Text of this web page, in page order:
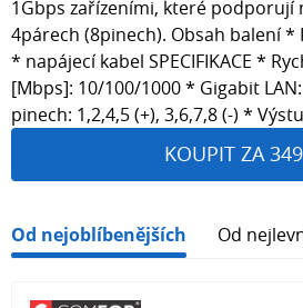
1Gbps zařízeními, které podporují
4párech (8pinech). Obsah balení *
* napájecí kabel SPECIFIKACE *
[Mbps]: 10/100/1000 * Gigabit
pinech: 1,2,4,5 (+), 3,6,7,8 (-) *
KOUPIT ZA
Od nejoblíbenějších Od